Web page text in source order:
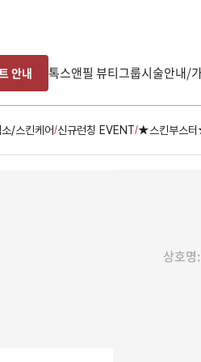
안내 톡스앤필 뷰티그룹시술안내/
소/스킨케어/신규런칭 EVENT/★스킨부스터
상호명:
택